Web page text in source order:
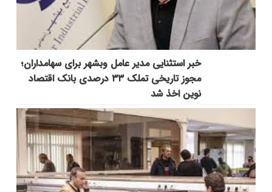
خبر استثنایی مدیر عامل وبشهر برای سهامداران؛
مجوز تاریخی تملک ۳۳ درصدی بانک اقتصاد
نوین اخذ شد